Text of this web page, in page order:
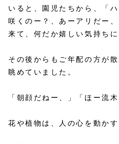
いると、園児たちから、「
咲くのー？、あーアリだー
来て、何だか嬉しい気持ちに
その後からもご年配の方が
眺めていました。
「朝顔だねー、」「ほー流
花や植物は、人の心を動かす